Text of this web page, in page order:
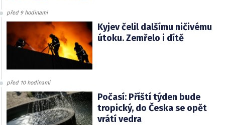
před 9 hodinami
Kyjev čelil dalšímu ničivému
útoku. Zemřelo i dítě
před 10 hodinami
Počasí: Příští týden bude
tropický, do Česka se opět
vrátí vedra